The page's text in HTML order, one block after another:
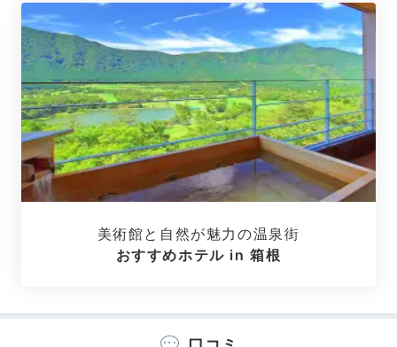
鳥居が素敵で、写真撮影に30分待った甲斐がありまし
た。その後に訪れた「彫刻の森美術館」や「大涌谷」で
も素敵な写真が撮れました！
+10
Check-in
16:00 宿に到着
古き良き趣を感じる
数寄屋造りの建物へ
美術館と自然が魅力の温泉街
おすすめホテル in 箱根